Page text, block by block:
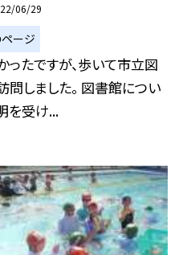
06/29
ージ
ったですが、歩いて市立図
問しました。 図書館につい
を受け...